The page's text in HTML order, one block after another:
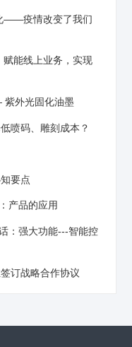
——疫情改变了我们
能线上业务，实现
紫外光固化油墨
喷码、雕刻成本？
要点
产品的应用
：强大功能---智能控
订战略合作协议